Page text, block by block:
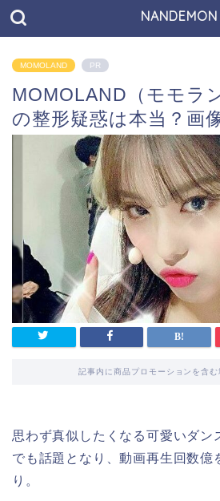
NANDEMON
MOMOLAND PR
MOMOLAND（モモラ
の整形疑惑は本当？画
記事内に商品プロモーションを含
思わず真似したくなる可愛いダ
でも話題となり、動画再生回数億
り。